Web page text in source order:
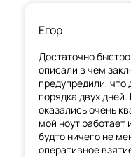
Егор
Достаточно
описали в чем
предупредили, что
порядка двух
оказались очень
мой ноут работает
будто ничего не
оперативное